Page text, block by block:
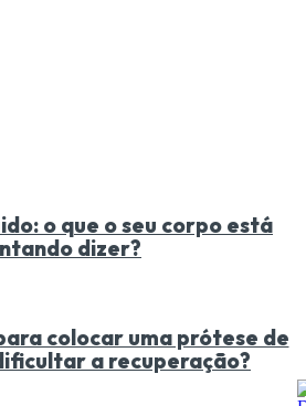
o que o seu corpo está
dizer?
colocar uma prótese de
a recuperação?